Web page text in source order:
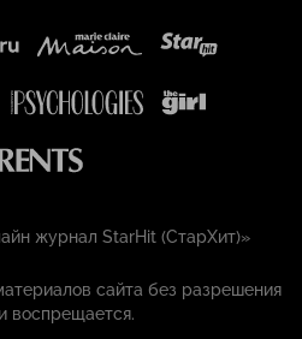
журнал StarHit (СтарХит)»
сайта без разрешения
воспрещается.